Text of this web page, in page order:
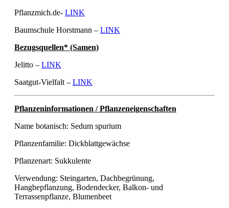
Pflanzmich.de- LINK
Baumschule Horstmann – LINK
Bezugsquellen* (Samen)
Jelitto – LINK
Saatgut-Vielfalt – LINK
Pflanzeninformationen / Pflanzeneigenschaften
Name botanisch: Sedum spurium
Pflanzenfamilie: Dickblattgewächse
Pflanzenart: Sukkulente
Verwendung: Steingarten, Dachbegrünung,
Hangbepflanzung, Bodendecker, Balkon- und
Terrassenpflanze, Blumenbeet